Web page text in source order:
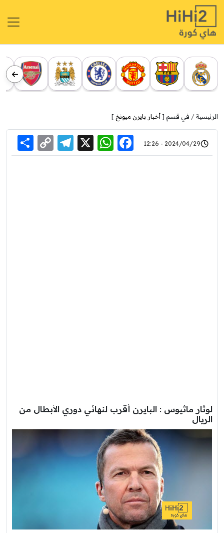
الرئيسية في قسم [ أخبار بايرن ميونخ ]
2024/04/29 - 12:26
Facebook
WhatsApp
X
Link
لوثار ماثيوس : البايرن أقرب لنهائي دوري الأبطال من
الريال